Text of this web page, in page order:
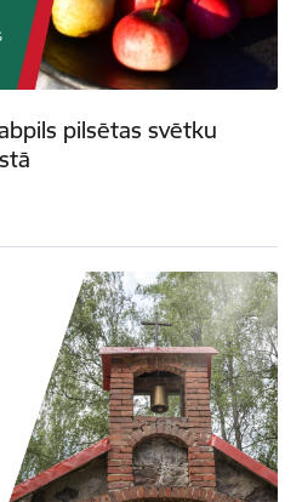
pilsētas svētku